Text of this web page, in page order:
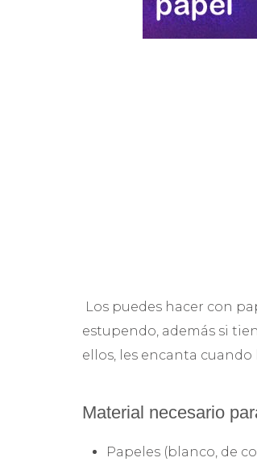
Los puedes hacer con
estupendo, además si
ellos, les encanta
Material necesario
Papeles (blanco, de